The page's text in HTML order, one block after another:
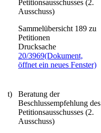
Petitionsausschusses (2.
Ausschuss)
Sammelübersicht 189 zu
Petitionen
Drucksache
20/3969(Dokument,
öffnet ein neues Fenster)
t)
Beratung der
Beschlussempfehlung des
Petitionsausschusses (2.
Ausschuss)